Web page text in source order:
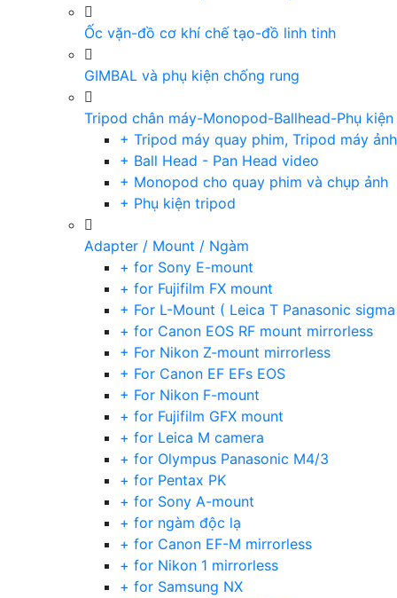
Ốc vặn-đồ cơ khí chế tạo-đồ linh tinh
GIMBAL và phụ kiện chống rung
Tripod chân máy-Monopod-Ballhead-Phụ kiện
+ Tripod máy quay phim, Tripod máy
+ Ball Head - Pan Head video
+ Monopod cho quay phim và chụp ảnh
+ Phụ kiện tripod
Adapter / Mount / Ngàm
+ for Sony E-mount
+ for Fujifilm FX mount
+ For L-Mount ( Leica T Panasonic
+ for Canon EOS RF mount mirrorless
+ For Nikon Z-mount mirrorless
+ For Canon EF EFs EOS
+ For Nikon F-mount
+ for Fujifilm GFX mount
+ for Leica M camera
+ for Olympus Panasonic M4/3
+ for Pentax PK
+ for Sony A-mount
+ for ngàm độc lạ
+ for Canon EF-M mirrorless
+ for Nikon 1 mirrorless
+ for Samsung NX